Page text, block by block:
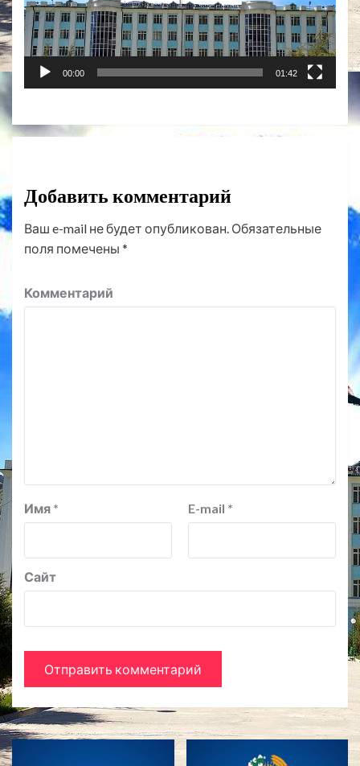
00:00 01:42
Добавить комментарий
Ваш e-mail не будет опубликован. Обязательные
поля помечены *
Комментарий
Имя * E-mail *
Сайт